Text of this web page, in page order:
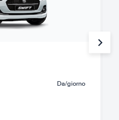
Da/giorno